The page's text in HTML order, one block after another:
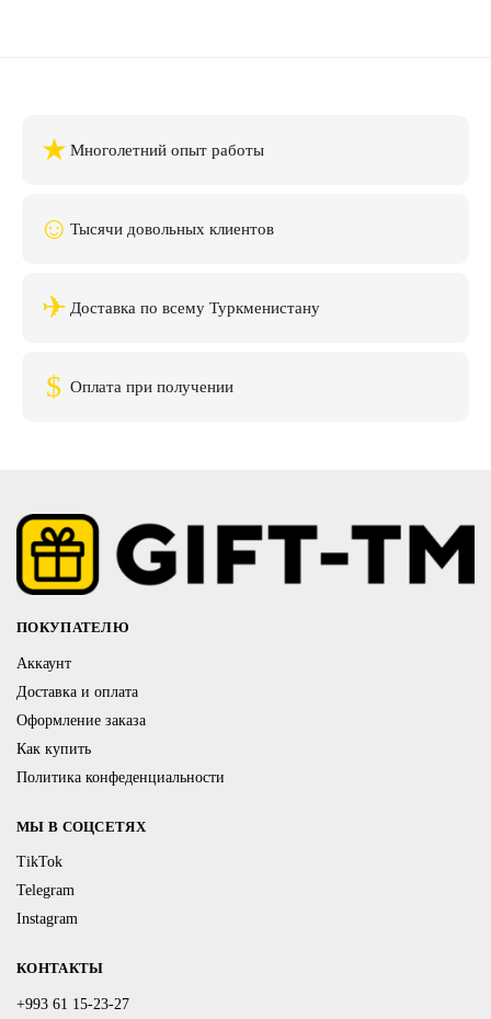
★ Многолетний опыт работы
☺ Тысячи довольных клиентов
✈ Доставка по всему Туркменистану
$ Оплата при получении
ПОКУПАТЕЛЮ
Аккаунт
Доставка и оплата
Оформление заказа
Как купить
Политика конфеденциальности
МЫ В СОЦСЕТЯХ
TikTok
Telegram
Instagram
КОНТАКТЫ
+993 61 15-23-27